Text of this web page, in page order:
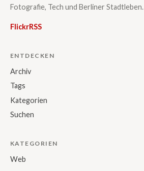
Fotografie, Tech und Berliner Stadtleben.
FlickrRSS
ENTDECKEN
Archiv
Tags
Kategorien
Suchen
KATEGORIEN
Web